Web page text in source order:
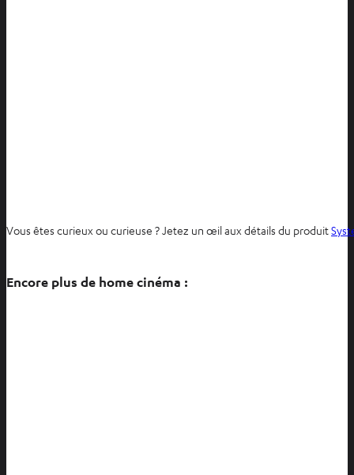
Vous êtes curieux ou curieuse ? Jetez un œil aux détails du produit
Encore plus de home cinéma :